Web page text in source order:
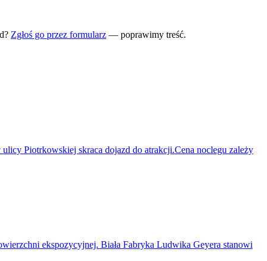
Zgłoś go przez formularz — poprawimy treść.
Piotrkowskiej skraca dojazd do atrakcji.Cena noclegu zależy
ekspozycyjnej. Biała Fabryka Ludwika Geyera stanowi